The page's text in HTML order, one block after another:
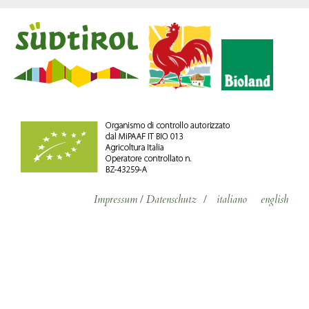
Impressum / Datenschutz / italiano english